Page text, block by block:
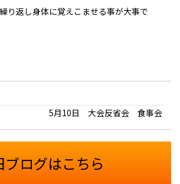
り返し身体に覚えこませる事が大事で
5月10日 大会反省会 食事会
ブログはこちら